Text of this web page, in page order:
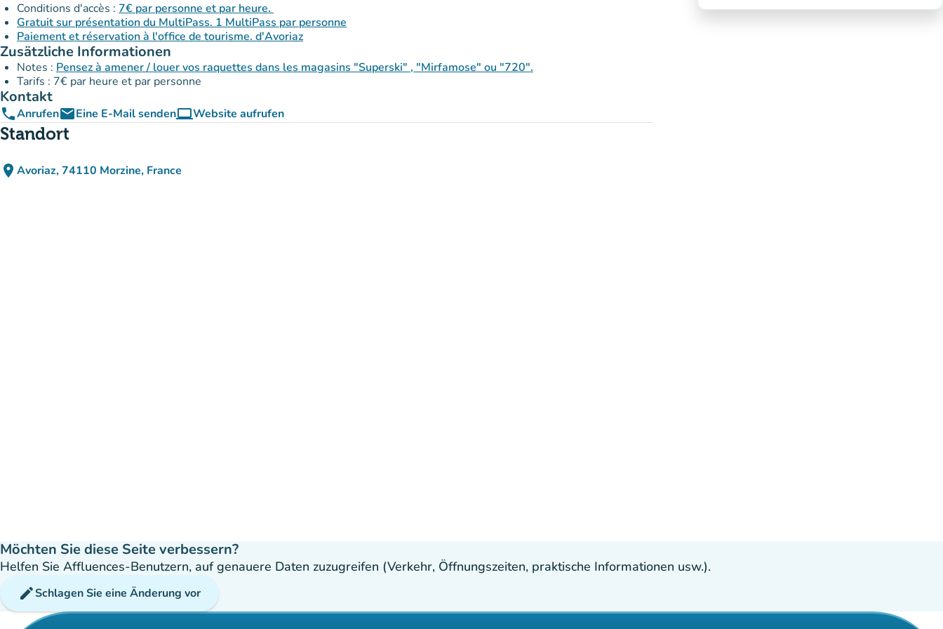
Conditions d'accès : 7€ par personne et par heure.
Gratuit sur présentation du MultiPass. 1 MultiPass par personne
Paiement et réservation à l'office de tourisme. d'Avoriaz
Zusätzliche Informationen
Notes : Pensez à amener / louer vos raquettes dans les magasins "Superski" , "Mirfamose" ou "720".
Tarifs : 7€ par heure et par personne
Kontakt
phoneAnrufenemailEine E-Mail sendencomputerWebsite aufrufen
(new tab)
Standort
place Avoriaz, 74110 Morzine, France
(in Google Maps öffnen)
(new tab)
Möchten Sie diese Seite verbessern?
Helfen Sie Affluences-Benutzern, auf genauere Daten zuzugreifen (Verkehr, Öffnungszeiten, praktische Informationen usw.).
editSchlagen Sie eine Änderung vor